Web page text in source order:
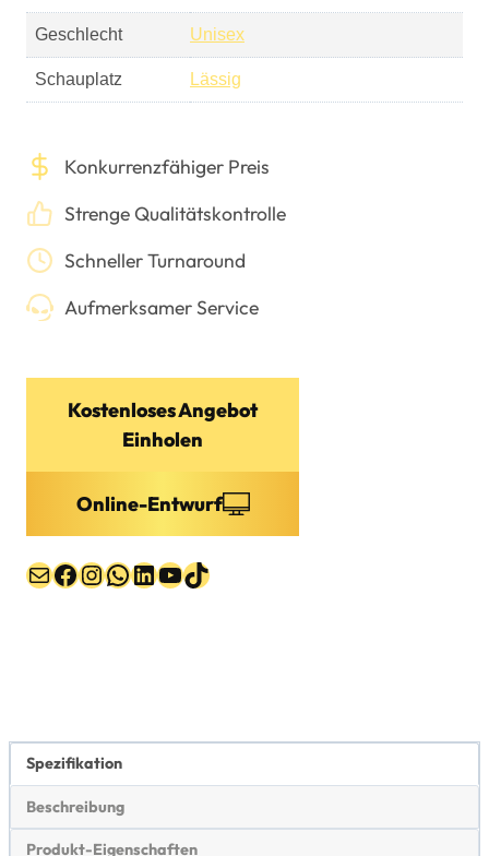
Geschlecht Unisex
Schauplatz Lässig
Konkurrenzfähiger Preis
Strenge Qualitätskontrolle
Schneller Turnaround
Aufmerksamer Service
Kostenloses Angebot
Einholen
Online-Entwurf
PostFacebook
Instagram
WhatsApp
LinkedIn
YouTube
TikTok
Spezifikation
Beschreibung
Produkt-Eigenschaften